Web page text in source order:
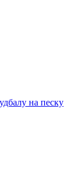
на песку